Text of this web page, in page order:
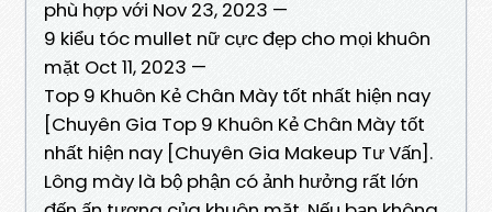
phù hợp với Nov 23, 2023 —
9 kiểu tóc mullet nữ cực đẹp cho mọi khuôn
mặt Oct 11, 2023 —
Top 9 Khuôn Kẻ Chân Mày tốt nhất hiện nay
[Chuyên Gia Top 9 Khuôn Kẻ Chân Mày tốt
nhất hiện nay [Chuyên Gia Makeup Tư Vấn].
Lông mày là bộ phận có ảnh hưởng rất lớn